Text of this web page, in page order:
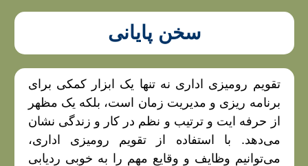
سخن پایانی
تقویم رومیزی اداری نه تنها یک ابزار کمکی برای
برنامه‌ ریزی و مدیریت زمان است، بلکه یک مظهر
از حرفه‌ ایت و ترتیب‌ و نظم در کار و زندگی نشان
می‌دهد. با استفاده از تقویم رومیزی اداری،
می‌توانیم وظایف و وقایع مهم را به خوبی ردیابی